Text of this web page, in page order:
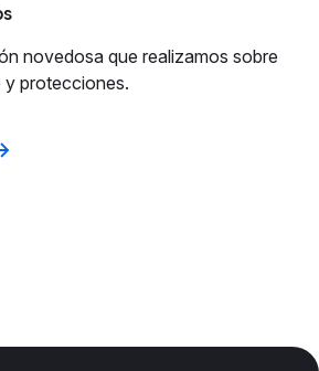
novedosa que realizamos sobre
y protecciones.